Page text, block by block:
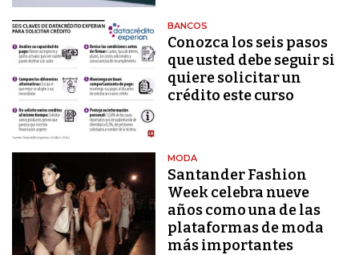
BANCOS
Conozca los seis pasos
que usted debe seguir si
quiere solicitar un
crédito este curso
MODA
Santander Fashion
Week celebra nueve
años como una de las
plataformas de moda
más importantes